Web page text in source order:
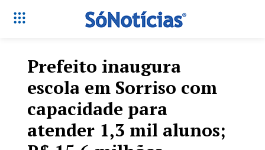
Prefeito inaugura
escola em Sorriso com
capacidade para
atender 1,3 mil alunos;